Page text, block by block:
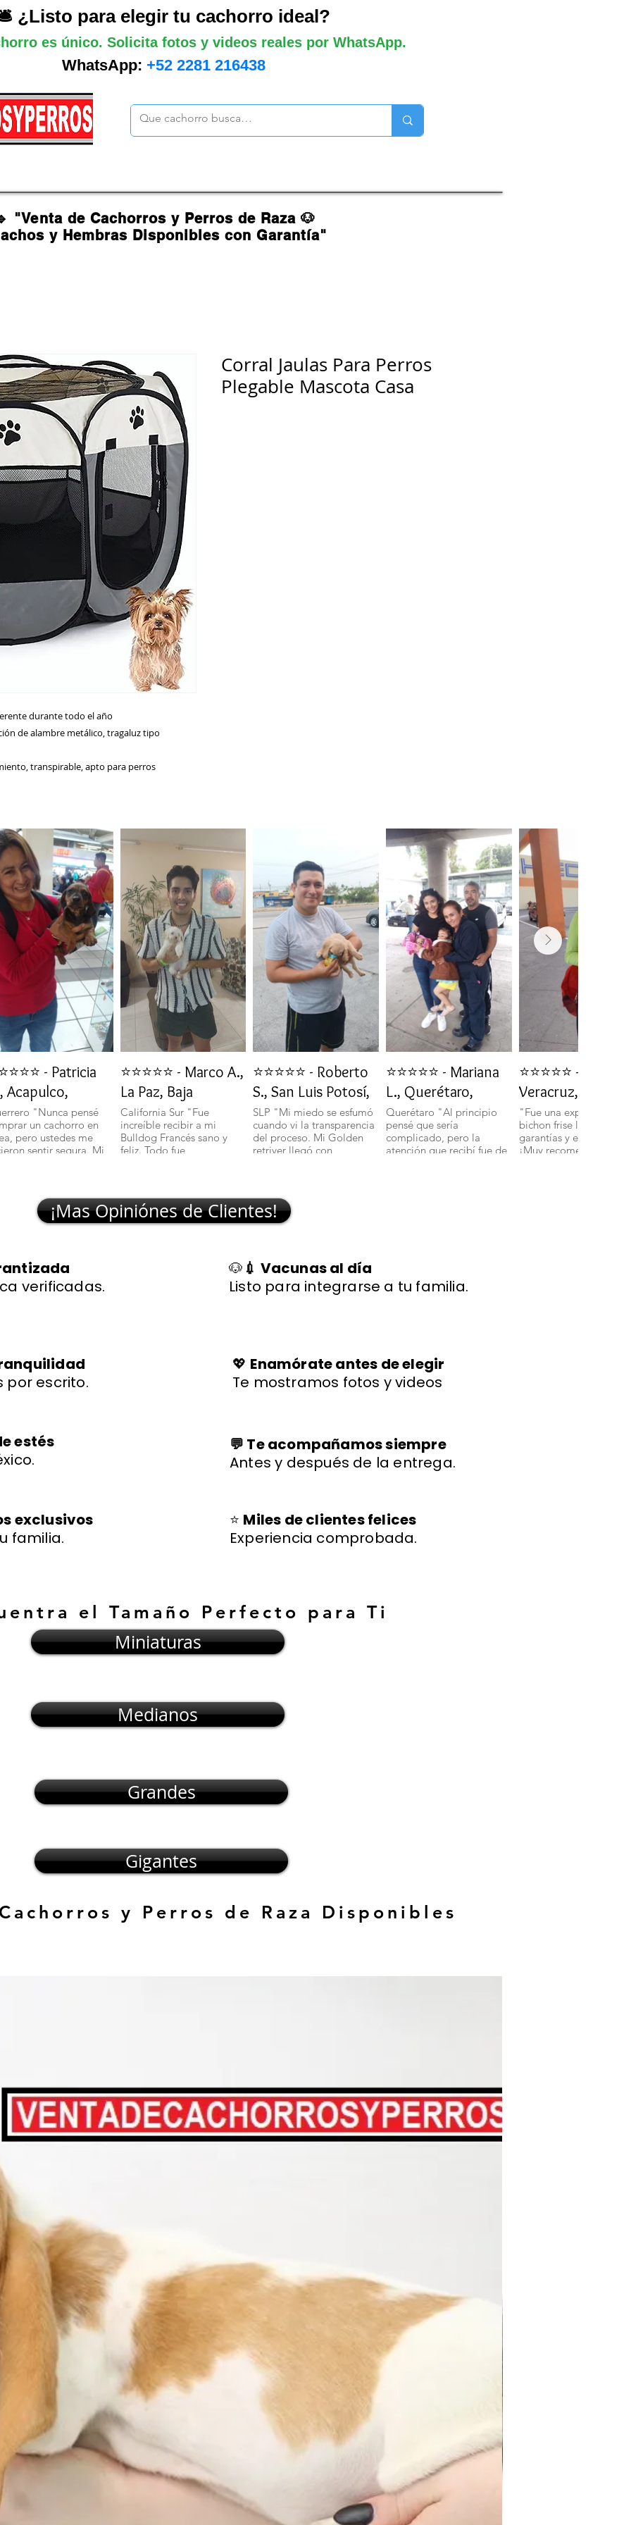
¿Listo para elegir tu cachorro ideal?
es único. Solicita fotos y videos reales por WhatsApp.
WhatsApp: +52 2281 216438
"Venta de Cachorros y Perros de Raza 🐶
y Hembras Disponibles con Garantía"
durante todo el año
de alambre metálico, tragaluz tipo
transpirable, apto para perros
Corral Jaulas Para Perros
Plegable Mascota Casa
- Patricia
Acapulco,
"Nunca pensé
un cachorro en
pero ustedes me
sentir segura. Mi
⭐⭐⭐⭐⭐ - Marco A.,
La Paz, Baja
California Sur "Fue
increíble recibir a mi
Bulldog Francés sano y
feliz. Todo fue
⭐⭐⭐⭐⭐ - Roberto
S., San Luis Potosí,
SLP "Mi miedo se esfumó
cuando vi la transparencia
del proceso. Mi Golden
retriver llegó con
⭐⭐⭐⭐⭐ - Mariana
L., Querétaro,
Querétaro "Al principio
pensé que sería
complicado, pero la
atención que recibí fue de
⭐⭐⭐⭐⭐ -
Veracruz,
"Fue una experiencia
bichon frise llegó con
garantías y en perfecto
¡Muy recomendados!".
¡Mas Opiniónes de Clientes!
verificadas.
🐶 💉 Vacunas al día
Listo para integrarse a tu familia.
por escrito.
estés
exclusivos
familia.
💖 Enamórate antes de elegir
Te mostramos fotos y videos
💬 Te acompañamos siempre
Antes y después de la entrega.
⭐ Miles de clientes felices
Experiencia comprobada.
el Tamaño Perfecto para Ti
Miniaturas
Medianos
Grandes
Gigantes
y Perros de Raza Disponibles